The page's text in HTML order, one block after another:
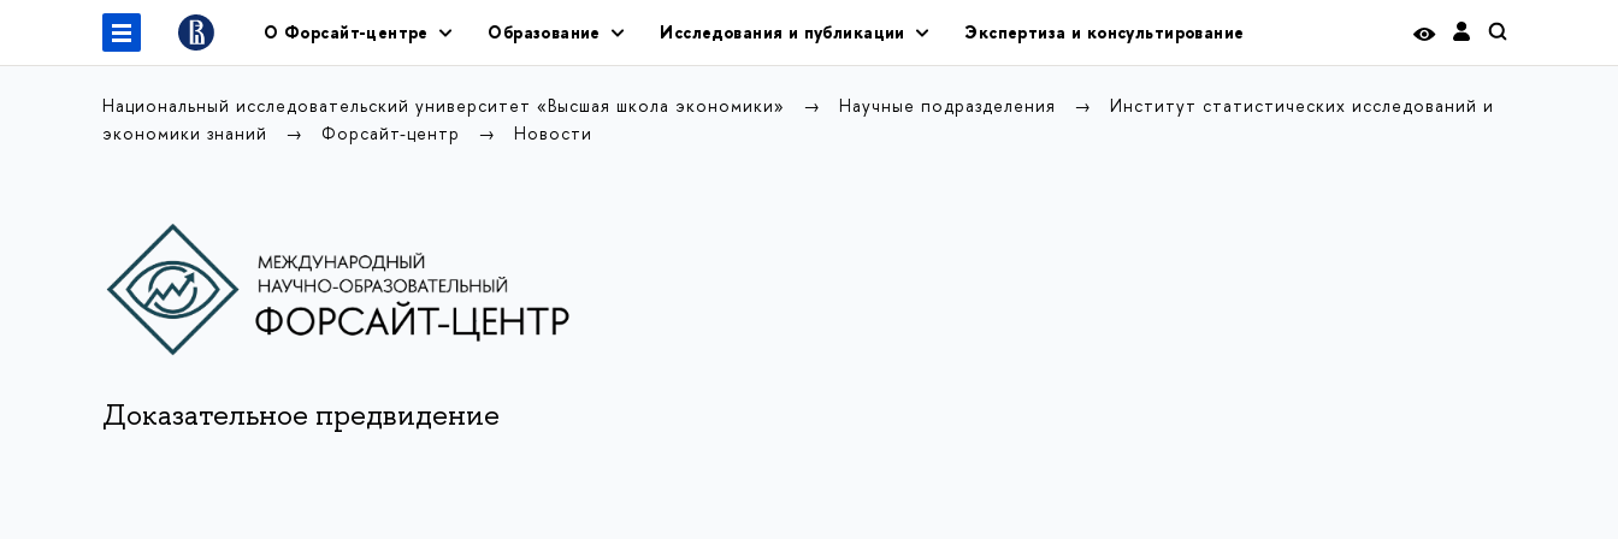
О Форсайт-центре Образование Исследования и публикации Экспертиза и консультирование
Национальный исследовательский университет «Высшая школа экономики» Научные подразделения
Институт статистических исследований и
экономики знаний
Форсайт-центр Новости
Доказательное предвидение